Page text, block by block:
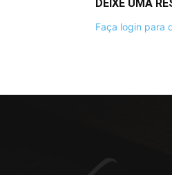
DEIXE UMA
Faça login para